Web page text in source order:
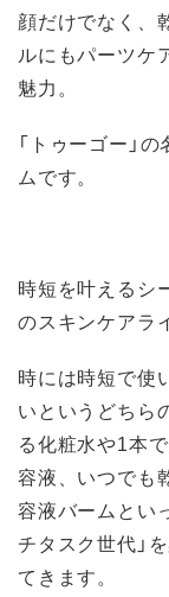
顔だけでなく、
ルにもパーツケ
魅力。
「トゥーゴー」
ムです。
時短を叶えるシ
のスキンケアラ
時には時短で使
いというどちら
る化粧水や1本
容液、いつでも
容液バームとい
チタスク世代」
てきます。